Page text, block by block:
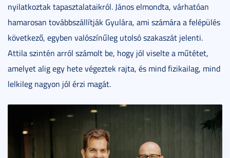
nyilatkoztak tapasztalataikról. János elmondta, várhatóan
hamarosan továbbszállítják Gyulára, ami számára a felépülés
következő, egyben valószínűleg utolsó szakaszát jelenti.
Attila szintén arról számolt be, hogy jól viselte a műtétet,
amelyet alig egy hete végeztek rajta, és mind fizikailag, mind
lelkileg nagyon jól érzi magát.